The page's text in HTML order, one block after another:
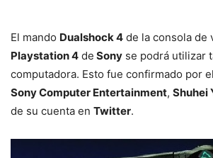
El mando Dualshock 4 de la consola de
Playstation 4 de Sony se podrá utilizar
computadora. Esto fue confirmado por
Sony Computer Entertainment, Shuhei
de su cuenta en Twitter.